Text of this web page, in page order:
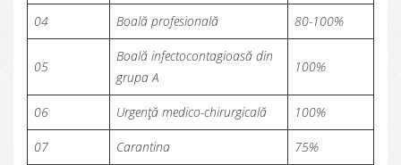
04 Boală profesională 80-100%
05
Boală infectocontagioasă din
grupa A
100%
06 Urgență medico-chirurgicală 100%
07 Carantina 75%